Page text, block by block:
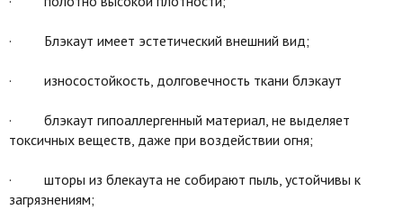
· Блэкаут имеет эстетический внешний вид;
· износостойкость, долговечность ткани блэкаут
· блэкаут гипоаллергенный материал, не выделяет
токсичных веществ, даже при воздействии огня;
· шторы из блекаута не собирают пыль, устойчивы к
загрязнениям;